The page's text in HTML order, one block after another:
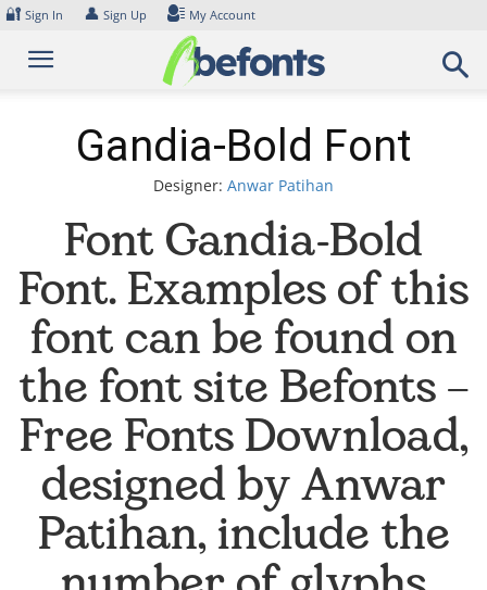
Skip
content
🔐 Sign In 👤 Sign Up My Account
Gandia-Bold Font
Designer: Anwar Patihan
Font Gandia-Bold
Font. Examples of this
font can be found on
the font site Befonts –
Free Fonts Download,
designed by Anwar
Patihan, include the